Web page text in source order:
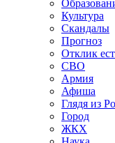
Культура
Скандалы
Прогноз
Отклик
СВО
Армия
Афиша
Глядя из
Город
ЖКХ